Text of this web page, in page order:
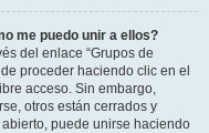
me puedo unir a ellos?
del enlace “Grupos de
proceder haciendo clic en el
acceso. Sin embargo,
otros están cerrados y
puede unirse haciendo